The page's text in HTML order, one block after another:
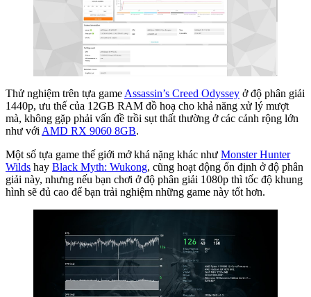
Thử nghiệm trên tựa game Assassin’s Creed Odyssey ở độ phân giải
1440p, ưu thế của 12GB RAM đồ hoạ cho khả năng xử lý mượt
mà, không gặp phải vấn đề trồi sụt thất thường ở các cảnh rộng lớn
như với AMD RX 9060 8GB.
Một số tựa game thế giới mở khá nặng khác như Monster Hunter
Wilds hay Black Myth: Wukong, cũng hoạt động ổn định ở độ phân
giải này, nhưng nếu bạn chơi ở độ phân giải 1080p thì tốc độ khung
hình sẽ đủ cao để bạn trải nghiệm những game này tốt hơn.